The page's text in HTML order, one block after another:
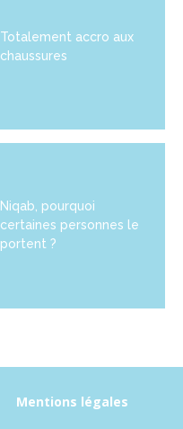
Totalement accro aux
chaussures
Niqab, pourquoi
certaines personnes le
portent ?
Mentions légales